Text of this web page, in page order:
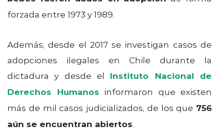
forzada entre 1973 y 1989.
Además, desde el 2017 se investigan casos de
adopciones ilegales en Chile durante la
dictadura y desde el Instituto Nacional de
Derechos Humanos informaron que existen
más de mil casos judicializados, de los que 756
aún se encuentran abiertos.